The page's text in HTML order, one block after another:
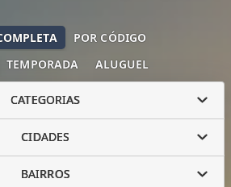
TEMPORADA ALUGUEL
POR CÓDIGO
CATEGORIAS
CIDADES
BAIRROS